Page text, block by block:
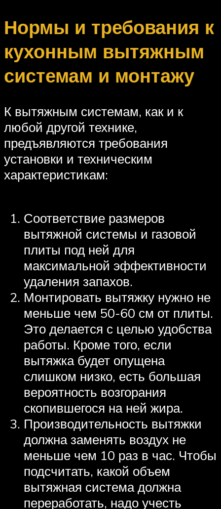
Нормы и требования к
кухонным вытяжным
системам и монтажу
К вытяжным системам, как и к
любой другой технике,
предъявляются требования
установки и техническим
характеристикам:
Соответствие размеров
вытяжной системы и газовой
плиты под ней для
максимальной эффективности
удаления запахов.
Монтировать вытяжку нужно не
меньше чем 50-60 см от плиты.
Это делается с целью удобства
работы. Кроме того, если
вытяжка будет опущена
слишком низко, есть большая
вероятность возгорания
скопившегося на ней жира.
Производительность вытяжки
должна заменять воздух не
меньше чем 10 раз в час. Чтобы
подсчитать, какой объем
вытяжная система должна
переработать, надо учесть